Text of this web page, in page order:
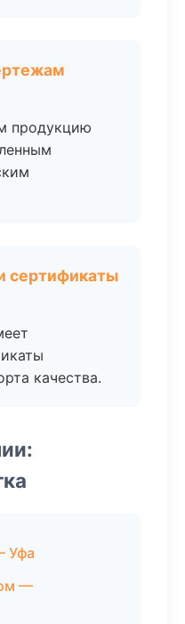
продукцию
сертификаты
качества.
Уфа
—